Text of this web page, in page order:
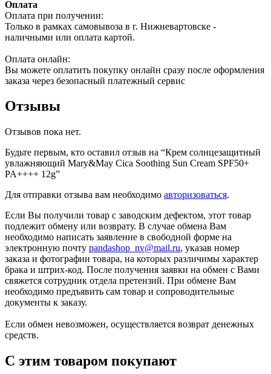
Оплата
Оплата при получении:
Только в рамках самовывоза в г. Нижневартовске -
наличными или оплата картой.
Оплата онлайн:
Вы можете оплатить покупку онлайн сразу после оформления
заказа через безопасный платежный сервис
Отзывы
Отзывов пока нет.
Будьте первым, кто оставил отзыв на “Крем солнцезащитный
увлажняющий Mary&May Cica Soothing Sun Cream SPF50+
PA++++ 12g”
Для отправки отзыва вам необходимо авторизоваться.
Если Вы получили товар с заводским дефектом, этот товар
подлежит обмену или возврату. В случае обмена Вам
необходимо написать заявление в свободной форме на
электронную почту pandashop_nv@mail.ru, указав номер
заказа и фотографии товара, на которых различимы характер
брака и штрих-код. После получения заявки на обмен с Вами
свяжется сотрудник отдела претензий. При обмене Вам
необходимо предъявить сам товар и сопроводительные
документы к заказу.
Если обмен невозможен, осуществляется возврат денежных
средств.
С этим товаром покупают